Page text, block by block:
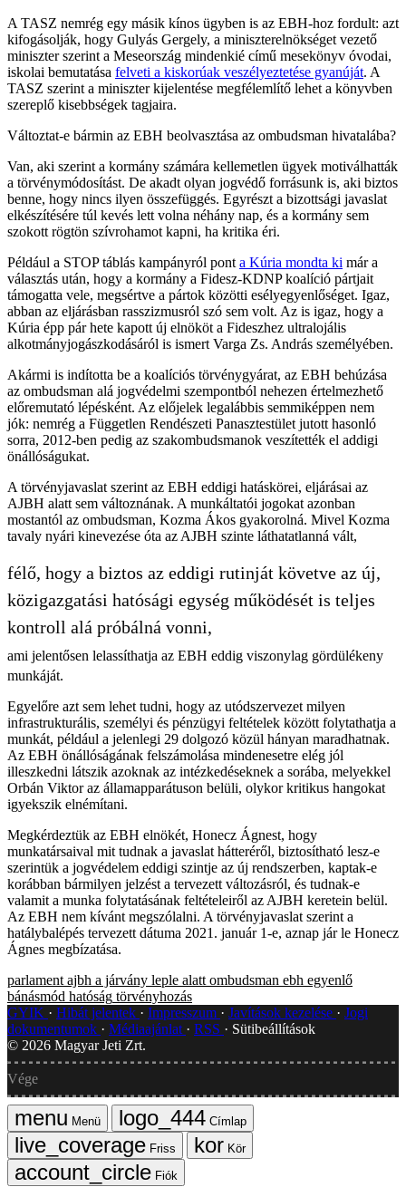
A TASZ nemrég egy másik kínos ügyben is az EBH-hoz fordult: azt
kifogásolják, hogy Gulyás Gergely, a miniszterelnökséget vezető
miniszter szerint a Meseország mindenkié című mesekönyv óvodai,
iskolai bemutatása felveti a kiskorúak veszélyeztetése gyanúját. A
TASZ szerint a miniszter kijelentése megfélemlítő lehet a könyvben
szereplő kisebbségek tagjaira.
Változtat-e bármin az EBH beolvasztása az ombudsman hivatalába?
Van, aki szerint a kormány számára kellemetlen ügyek motiválhatták
a törvénymódosítást. De akadt olyan jogvédő forrásunk is, aki biztos
benne, hogy nincs ilyen összefüggés. Egyrészt a bizottsági javaslat
elkészítésére túl kevés lett volna néhány nap, és a kormány sem
szokott rögtön szívrohamot kapni, ha kritika éri.
Például a STOP táblás kampányról pont a Kúria mondta ki már a
választás után, hogy a kormány a Fidesz-KDNP koalíció pártjait
támogatta vele, megsértve a pártok közötti esélyegyenlőséget. Igaz,
abban az eljárásban rasszizmusról szó sem volt. Az is igaz, hogy a
Kúria épp pár hete kapott új elnököt a Fideszhez ultralojális
alkotmányjogászkodásáról is ismert Varga Zs. András személyében.
Akármi is indította be a koalíciós törvénygyárat, az EBH behúzása
az ombudsman alá jogvédelmi szempontból nehezen értelmezhető
előremutató lépésként. Az előjelek legalábbis semmiképpen nem
jók: nemrég a Független Rendészeti Panasztestület jutott hasonló
sorra, 2012-ben pedig az szakombudsmanok veszítették el addigi
önállóságukat.
A törvényjavaslat szerint az EBH eddigi hatáskörei, eljárásai az
AJBH alatt sem változnának. A munkáltatói jogokat azonban
mostantól az ombudsman, Kozma Ákos gyakorolná. Mivel Kozma
tavaly nyári kinevezése óta az AJBH szinte láthatatlanná vált,
félő, hogy a biztos az eddigi rutinját követve az új,
közigazgatási hatósági egység működését is teljes
kontroll alá próbálná vonni,
ami jelentősen lelassíthatja az EBH eddig viszonylag gördülékeny
munkáját.
Egyelőre azt sem lehet tudni, hogy az utódszervezet milyen
infrastrukturális, személyi és pénzügyi feltételek között folytathatja a
munkát, például a jelenlegi 29 dolgozó közül hányan maradhatnak.
Az EBH önállóságának felszámolása mindenesetre elég jól
illeszkedni látszik azoknak az intézkedéseknek a sorába, melyekkel
Orbán Viktor az államapparátuson belüli, olykor kritikus hangokat
igyekszik elnémítani.
Megkérdeztük az EBH elnökét, Honecz Ágnest, hogy
munkatársaival mit tudnak a javaslat hátteréről, biztosítható lesz-e
szerintük a jogvédelem eddigi szintje az új rendszerben, kaptak-e
korábban bármilyen jelzést a tervezett változásról, és tudnak-e
valamit a munka folytatásának feltételeiről az AJBH keretein belül.
Az EBH nem kívánt megszólalni. A törvényjavaslat szerint a
hatálybalépés tervezett dátuma 2021. január 1-e, aznap jár le Honecz
Ágnes megbízatása.
parlament ajbh a járvány leple alatt ombudsman ebh egyenlő
bánásmód hatóság törvényhozás
GYIK
Hibát jelentek Impresszum Javítások kezelése
Jogi
dokumentumok
Médiaajánlat RSS
Sütibeállítások
© 2026 Magyar Jeti Zrt.
Vége
Menü
Címlap
Friss
Kör
Fiók